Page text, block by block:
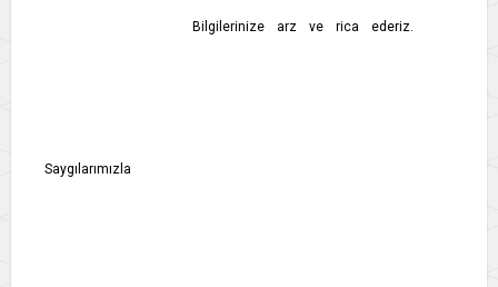
Bilgilerinize arz ve rica ederiz.
Saygılarımızla